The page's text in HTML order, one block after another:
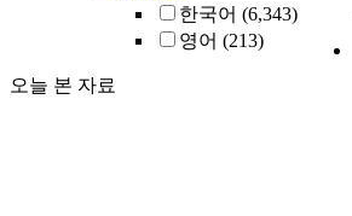
한국어 (6,343)
영어 (213)
오늘 본 자료